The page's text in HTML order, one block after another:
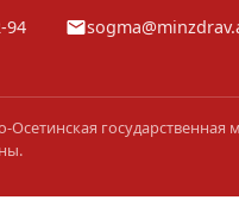
94
Осетинская государственная